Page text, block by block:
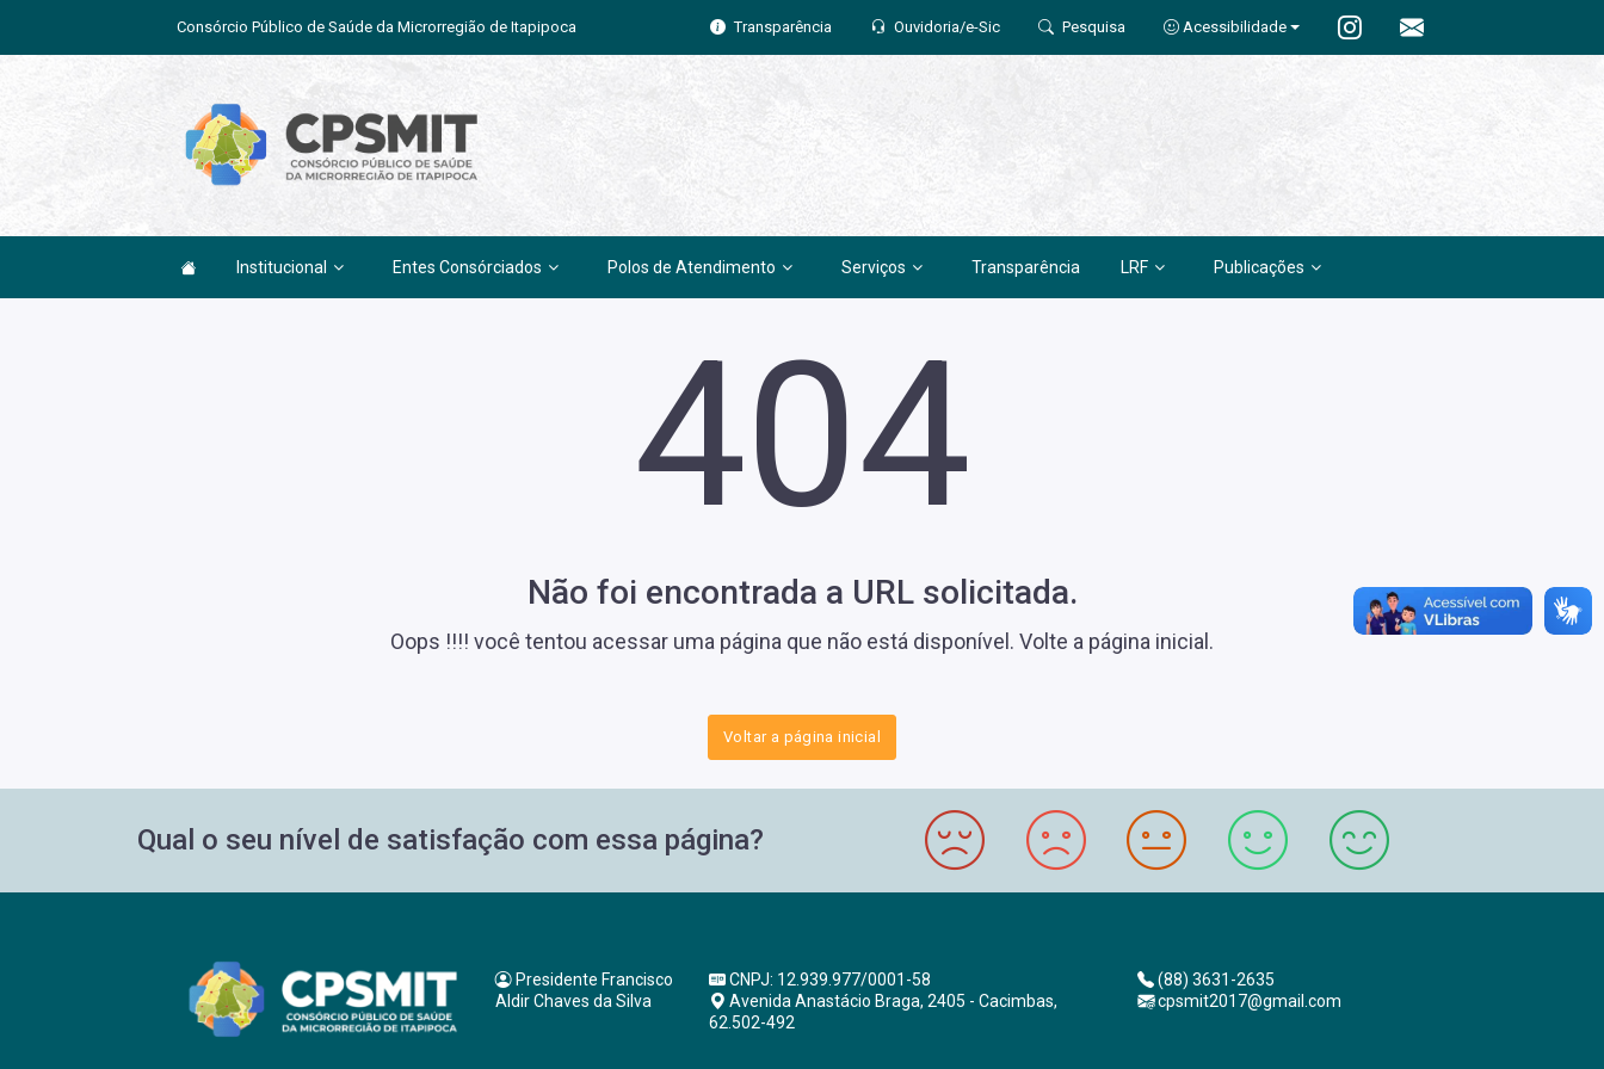
Consórcio Público de Saúde da Microrregião de Itapipoca Transparência Ouvidoria/e-Sic Pesquisa Acessibilidade
Institucional Entes Consórciados Polos de Atendimento Serviços Transparência LRF Publicações
404
Não foi encontrada a URL solicitada.
Oops !!!! você tentou acessar uma página que não está disponível. Volte a página inicial.
Voltar a página inicial
Qual o seu nível de satisfação com essa página?
Presidente Francisco
Aldir Chaves da Silva
CNPJ: 12.939.977/0001-58
Avenida Anastácio Braga, 2405 - Cacimbas,
62.502-492
(88) 3631-2635
cpsmit2017@gmail.com